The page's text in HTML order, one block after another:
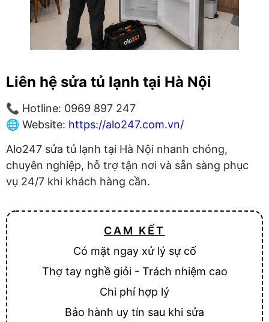
Liên hệ sửa tủ lạnh tại Hà Nội
📞 Hotline: 0969 897 247
🌐 Website: https://alo247.com.vn/
Alo247 sửa tủ lạnh tại Hà Nội nhanh chóng,
chuyên nghiệp, hỗ trợ tận nơi và sẵn sàng phục
vụ 24/7 khi khách hàng cần.
CAM KẾT
Có mặt ngay xử lý sự cố
Thợ tay nghề giỏi - Trách nhiệm cao
Chi phí hợp lý
Bảo hành uy tín sau khi sửa